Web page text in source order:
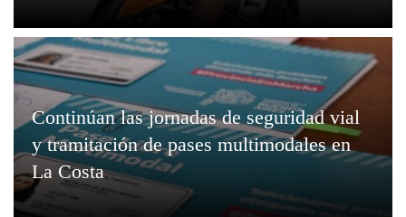
Continúan las jornadas de seguridad vial
y tramitación de pases multimodales en
La Costa